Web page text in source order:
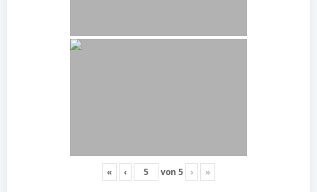
« ‹ von 5 › »